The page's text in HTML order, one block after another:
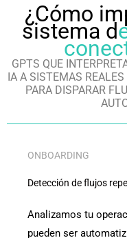
¿Cómo
sistema d
GPTS QUE
IA A SISTEMAS
PARA DISPARAR
ONBOARDING
Detección de flujos
Analizamos tu
pueden ser